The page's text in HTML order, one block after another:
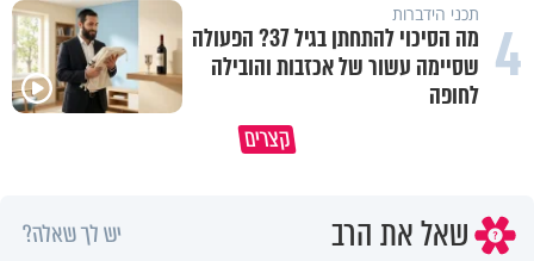
4 תכני הידברות
מה הסיכוי להתחתן בגיל 37? הפעולה
שסיימה עשור של אכזבות והובילה
לחופה
קצרים
האמונה האמיתית בבורא עולם היא
אין צורך להיות גדול כדי
שאל את הרב יש לך שאלה?